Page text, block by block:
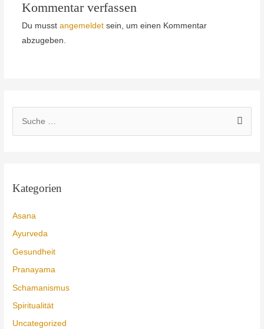
Kommentar verfassen
Du musst angemeldetsein, um einen Kommentar
abzugeben.
n
h
:
Kategorien
Asana
Ayurveda
Gesundheit
Pranayama
Schamanismus
Spiritualität
Uncategorized